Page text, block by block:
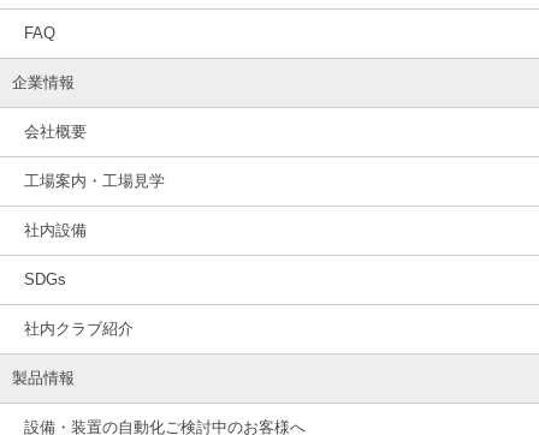
FAQ
企業情報
会社概要
工場案内・工場見学
社内設備
SDGs
社内クラブ紹介
製品情報
設備・装置の自動化ご検討中のお客様へ